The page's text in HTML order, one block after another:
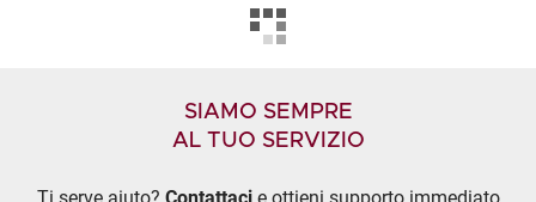
SIAMO SEMPRE
AL TUO SERVIZIO